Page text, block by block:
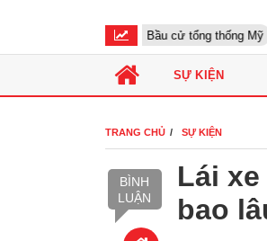
Bầu cử tổng thống Mỹ
SỰ KIỆN
TRANG CHỦ SỰ KIỆN
BÌNH
LUẬN
Lái
bao